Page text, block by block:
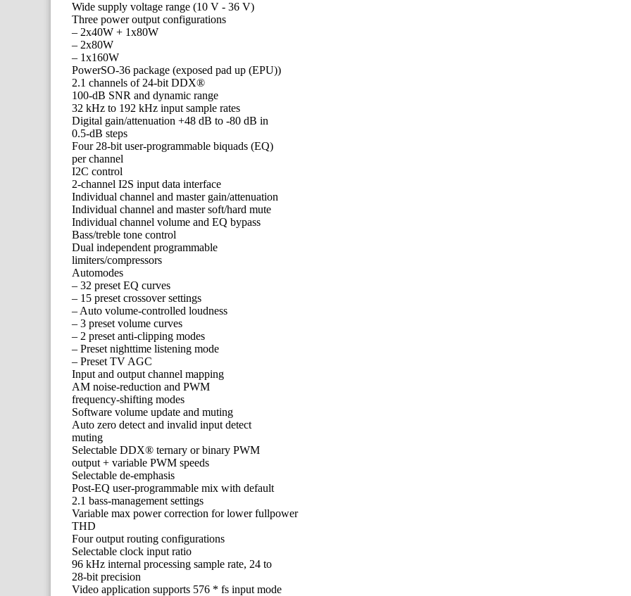
Wide supply voltage range (10 V - 36 V)
Three power output configurations
– 2x40W + 1x80W
– 2x80W
– 1x160W
PowerSO-36 package (exposed pad up (EPU))
2.1 channels of 24-bit DDX®
100-dB SNR and dynamic range
32 kHz to 192 kHz input sample rates
Digital gain/attenuation +48 dB to -80 dB in
0.5-dB steps
Four 28-bit user-programmable biquads (EQ)
per channel
I2C control
2-channel I2S input data interface
Individual channel and master gain/attenuation
Individual channel and master soft/hard mute
Individual channel volume and EQ bypass
Bass/treble tone control
Dual independent programmable
limiters/compressors
Automodes
– 32 preset EQ curves
– 15 preset crossover settings
– Auto volume-controlled loudness
– 3 preset volume curves
– 2 preset anti-clipping modes
– Preset nighttime listening mode
– Preset TV AGC
Input and output channel mapping
AM noise-reduction and PWM
frequency-shifting modes
Software volume update and muting
Auto zero detect and invalid input detect
muting
Selectable DDX® ternary or binary PWM
output + variable PWM speeds
Selectable de-emphasis
Post-EQ user-programmable mix with default
2.1 bass-management settings
Variable max power correction for lower fullpower
THD
Four output routing configurations
Selectable clock input ratio
96 kHz internal processing sample rate, 24 to
28-bit precision
Video application supports 576 * fs input mode